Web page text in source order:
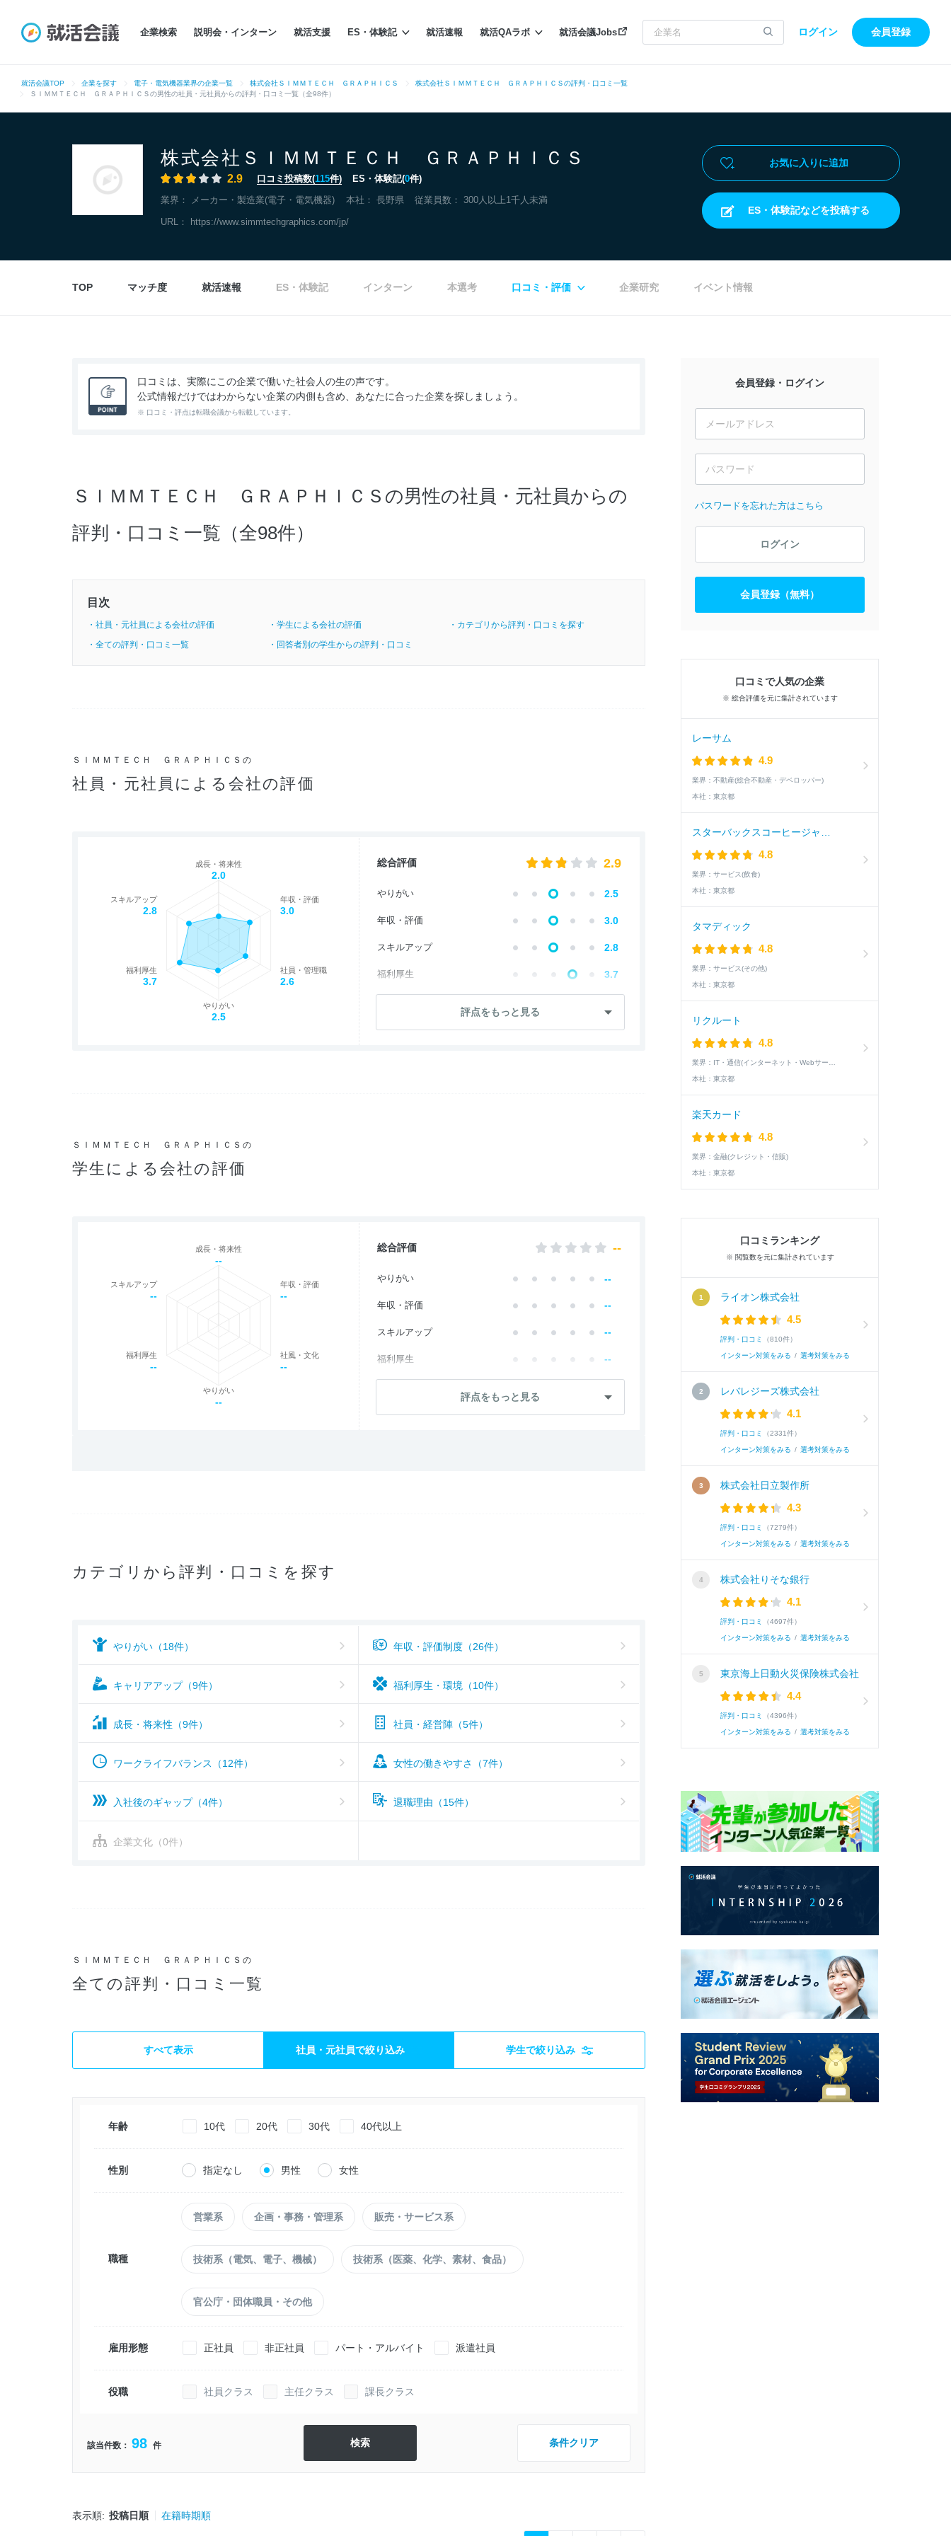
企業検索 説明会・インターン 就活支援 ES・体験記 就活速報 就活QAラボ 就活会議Jobs ログイン 会員登録
就活会議TOP 企業を探す 電子・電気機器業界の企業一覧 株式会社ＳＩＭＭＴＥＣＨ ＧＲＡＰＨＩＣＳ
株式会社ＳＩＭＭＴＥＣＨ ＧＲＡＰＨＩＣＳの評判・口コミ一覧
ＳＩＭＭＴＥＣＨ ＧＲＡＰＨＩＣＳの男性の社員・元社員からの評判・口コミ一覧（全98件）
株式会社ＳＩＭＭＴＥＣＨ ＧＲＡＰＨＩＣＳ
2.9 口コミ投稿数(115件) ES・体験記(0件)
業界： メーカー・製造業(電子・電気機器) 本社： 長野県 従業員数： 300人以上1千人未満
URL： https://www.simmtechgraphics.com/jp/
お気に入りに追加
ES・体験記などを投稿する
TOP マッチ度 就活速報 ES・体験記 インターン 本選考 口コミ・評価 企業研究 イベント情報
口コミは、実際にこの企業で働いた社会人の生の声です。
公式情報だけではわからない企業の内側も含め、あなたに合った企業を探しましょう。
※ 口コミ・評点は転職会議から転載しています。
ＳＩＭＭＴＥＣＨ ＧＲＡＰＨＩＣＳの男性の社員・元社員からの
評判・口コミ一覧（全98件）
目次
・社員・元社員による会社の評価 ・学生による会社の評価
・カテゴリから評判・口コミを探す
・全ての評判・口コミ一覧
・回答者別の学生からの評判・口コミ
ＳＩＭＭＴＥＣＨ ＧＲＡＰＨＩＣＳの
社員・元社員による会社の評価
評点をもっと見る
成長・将来性
2.0
年収・評価
3.0
社員・管理職
2.6
やりがい
2.5
福利厚生
3.7
スキルアップ
2.8
総合評価 2.9
やりがい 2.5
年収・評価 3.0
スキルアップ 2.8
福利厚生 3.7
社員・管理職 2.6
ＳＩＭＭＴＥＣＨ ＧＲＡＰＨＩＣＳの
学生による会社の評価
評点をもっと見る
成長・将来性
--
年収・評価
--
社風・文化
--
やりがい
--
福利厚生
--
スキルアップ
--
総合評価 --
やりがい --
年収・評価 --
スキルアップ --
福利厚生 --
社員・管理職 --
カテゴリから評判・口コミを探す
やりがい（18件） 年収・評価制度（26件）
キャリアアップ（9件） 福利厚生・環境（10件）
成長・将来性（9件） 社員・経営陣（5件）
ワークライフバランス（12件） 女性の働きやすさ（7件）
入社後のギャップ（4件） 退職理由（15件）
企業文化（0件）
ＳＩＭＭＴＥＣＨ ＧＲＡＰＨＩＣＳの
全ての評判・口コミ一覧
すべて表示 社員・元社員で絞り込み 学生で絞り込み
年齢 10代 20代 30代 40代以上
性別 指定なし 男性 女性
職種
営業系 企画・事務・管理系 販売・サービス系
技術系（電気、電子、機械） 技術系（医薬、化学、素材、食品）
官公庁・団体職員・その他
雇用形態 正社員 非正社員 パート・アルバイト 派遣社員
役職 社員クラス 主任クラス 課長クラス
該当件数： 98 件 条件クリア
表示順: 投稿日順 在籍時期順
会員登録・ログイン
パスワードを忘れた方はこちら
ログイン
会員登録（無料）
口コミで人気の企業
※ 総合評価を元に集計されています
レーサム
4.9
業界： 不動産(総合不動産・デベロッパー)
本社： 東京都
4.8
業界： サービス(飲食)
本社： 東京都
タマディック
4.8
業界： サービス(その他)
本社： 東京都
リクルート
4.8
業界：
本社： 東京都
楽天カード
4.8
業界： 金融(クレジット・信販)
本社： 東京都
口コミランキング
※ 閲覧数を元に集計されています
ライオン株式会社
4.5
評判・口コミ （810件）
インターン対策をみる / 選考対策をみる
レバレジーズ株式会社
4.1
評判・口コミ （2331件）
インターン対策をみる / 選考対策をみる
株式会社日立製作所
4.3
評判・口コミ （7279件）
インターン対策をみる / 選考対策をみる
株式会社りそな銀行
4.1
評判・口コミ （4697件）
インターン対策をみる / 選考対策をみる
東京海上日動火災保険株式会社
4.4
評判・口コミ （4396件）
インターン対策をみる / 選考対策をみる